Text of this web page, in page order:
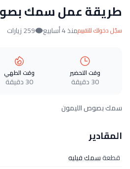
طريقة عمل سمك
سجّل دخولك للتقييممنذ 4 أسابيع 259 زيارات
وقت التحضير
30 دقيقة
وقت الطهي
30 دقيقة
سمك بصوص الليمون
المقادير
قطعةسمك فيليه